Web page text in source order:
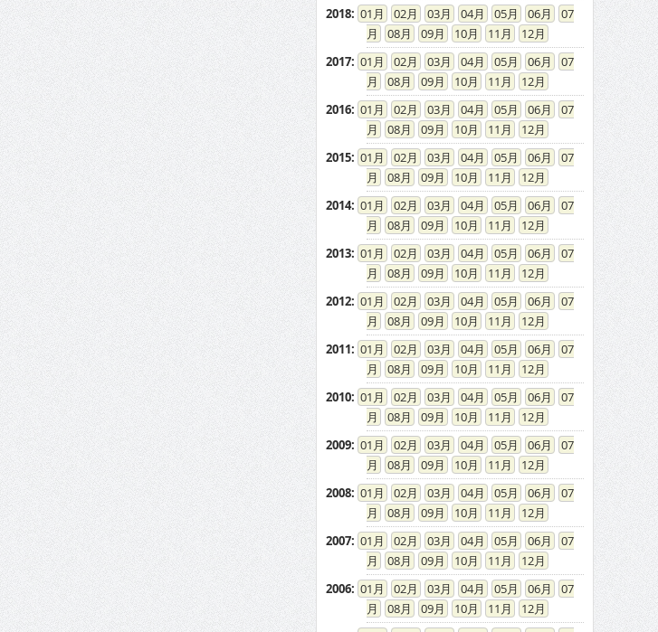
2018: 01 02 03 04 05 06
07
08
09 10 11
12
2017: 01 02 03 04 05 06
07
08
09 10 11
12
2016: 01 02 03 04 05 06
07
08
09 10 11
12
2015: 01 02 03 04 05 06
07
08
09 10 11
12
2014: 01 02 03 04 05 06
07
08
09 10 11
12
2013: 01 02 03 04 05 06
07
08
09 10 11
12
2012: 01 02 03 04 05 06
07
08
09 10 11
12
2011: 01 02 03 04 05 06
07
08
09 10 11
12
2010: 01 02 03 04 05 06
07
08
09 10 11
12
2009: 01 02 03 04 05 06
07
08
09 10 11
12
2008: 01 02 03 04 05 06
07
08
09 10 11
12
2007: 01 02 03 04 05 06
07
08
09 10 11
12
2006: 01 02 03 04 05 06
07
08
09 10 11
12